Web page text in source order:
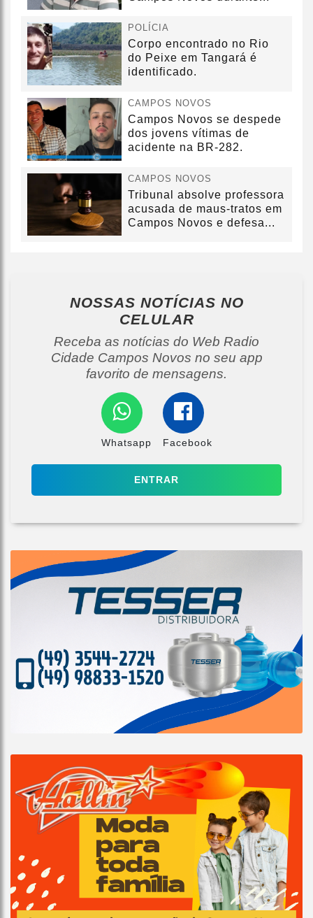
POLÍCIA
Corpo encontrado no Rio
do Peixe em Tangará é
identificado.
CAMPOS NOVOS
Campos Novos se despede
dos jovens vítimas de
acidente na BR-282.
CAMPOS NOVOS
Tribunal absolve professora
acusada de maus-tratos em
Campos Novos e defesa...
NOSSAS NOTÍCIAS NO
CELULAR
Receba as notícias do Web Radio
Cidade Campos Novos no seu app
favorito de mensagens.
Whatsapp Facebook
ENTRAR